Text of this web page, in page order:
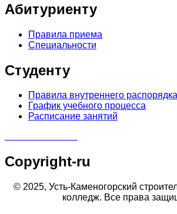
Абитуриенту
Правила приема
Специальности
Студенту
Правила внутреннего распорядка
График учебного процесса
Расписание занятий
Copyright-ru
© 2025, Усть-Каменогорский
колледж. Все права